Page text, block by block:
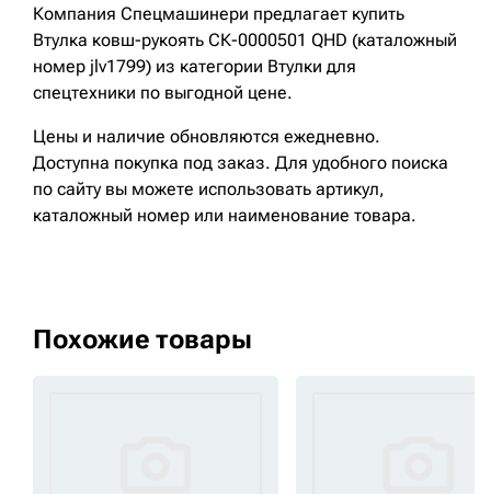
Компания Спецмашинери предлагает купить
Втулка ковш-рукоять СК-0000501 QHD (каталожный
номер jlv1799) из категории Втулки для
спецтехники по выгодной цене.
Цены и наличие обновляются ежедневно.
Доступна покупка под заказ. Для удобного поиска
по сайту вы можете использовать артикул,
каталожный номер или наименование товара.
Похожие товары